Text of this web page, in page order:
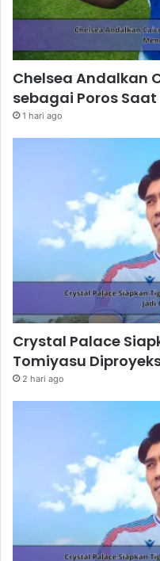
Chelsea Andalkan
sebagai Poros
1 hari ago
Crystal Palace
Tomiyasu
2 hari ago